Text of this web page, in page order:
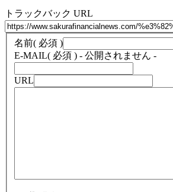
トラックバック URL
名前( 必須 )
E-MAIL( 必須 ) - 公開されません -
URL